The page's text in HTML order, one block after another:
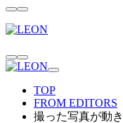
TOP
FROM EDITORS
撮った写真が動